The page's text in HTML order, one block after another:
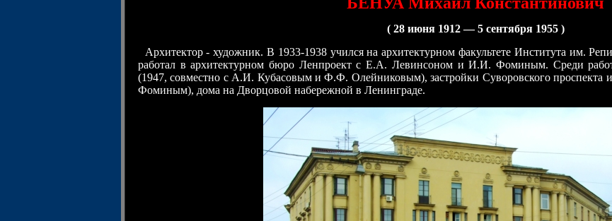
( 28 июня 1912 — 5 сентября 1955 )
Архитектор - художник. В 1933-1938 учился на архитектурном факультете Института им.
работал в архитектурном бюро Ленпроект с Е.А. Левинсоном и И.И. Фоминым. Среди
(1947, совместно с А.И. Кубасовым и Ф.Ф. Олейниковым), застройки Суворовского проспекта
Фоминым), дома на Дворцовой набережной в Ленинграде.